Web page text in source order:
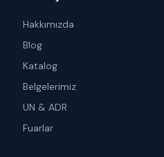
Hakkımızda
Blog
Katalog
Belgelerimiz
UN & ADR
Fuarlar